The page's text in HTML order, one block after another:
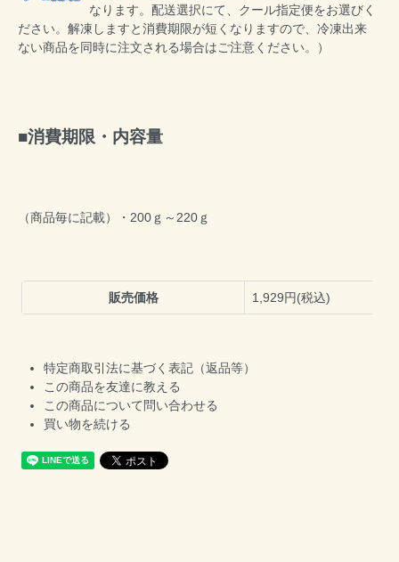
なります。配送選択にて、クール指定便をお選びく
ださい。解凍しますと消費期限が短くなりますので、冷凍出来
ない商品を同時に注文される場合はご注意ください。）
消費期限・内容量
（商品毎に記載）・200ｇ～220ｇ
販売価格 1,929円(税込)
特定商取引法に基づく表記（返品等）
この商品を友達に教える
この商品について問い合わせる
買い物を続ける